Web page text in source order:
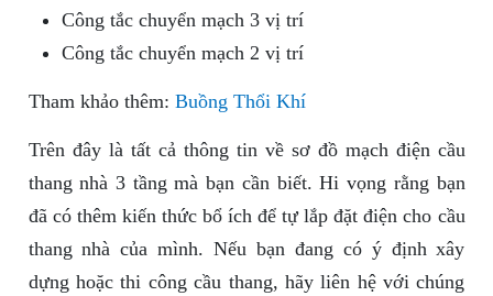
Công tắc chuyển mạch 3 vị trí
Công tắc chuyển mạch 2 vị trí
Tham khảo thêm: Buồng Thổi Khí
Trên đây là tất cả thông tin về sơ đồ mạch điện cầu
thang nhà 3 tầng mà bạn cần biết. Hi vọng rằng bạn
đã có thêm kiến thức bổ ích để tự lắp đặt điện cho cầu
thang nhà của mình. Nếu bạn đang có ý định xây
dựng hoặc thi công cầu thang, hãy liên hệ với chúng